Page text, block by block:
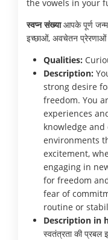
the vowels in your
स्वप्न संख्याआपके पूर्ण
इच्छाओं, अवचेतन
Qualities:
Description:
strong desire
freedom. You
experiences
knowledge
environments
excitement,
engaging in
for freedom
fear of
routine or
Description in
स्वतंत्रता की प्रबल